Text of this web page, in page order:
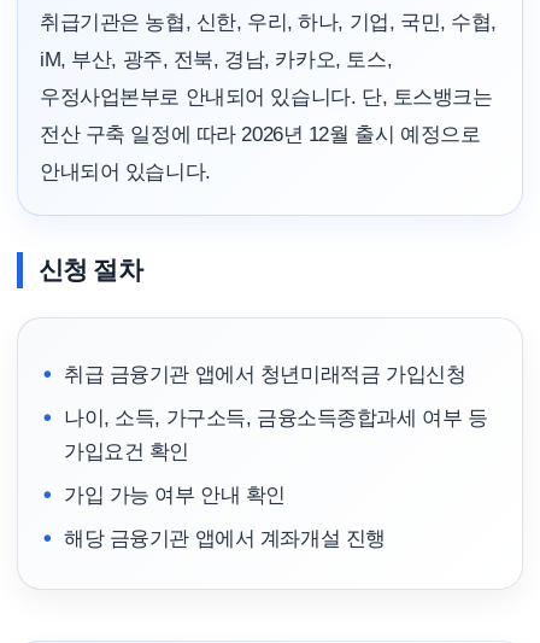
취급기관은 농협, 신한, 우리, 하나, 기업, 국민, 수협,
iM, 부산, 광주, 전북, 경남, 카카오, 토스,
우정사업본부로 안내되어 있습니다. 단, 토스뱅크는
전산 구축 일정에 따라 2026년 12월 출시 예정으로
안내되어 있습니다.
신청 절차
취급 금융기관 앱에서 청년미래적금 가입신청
나이, 소득, 가구소득, 금융소득종합과세 여부 등
가입요건 확인
가입 가능 여부 안내 확인
해당 금융기관 앱에서 계좌개설 진행